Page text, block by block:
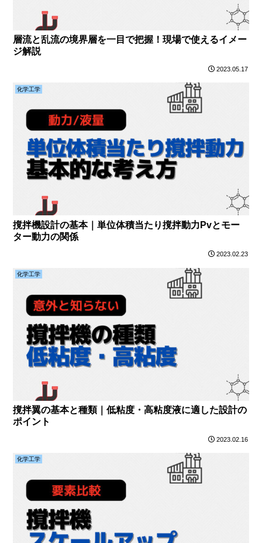
層流と乱流の境界層を一目で把握！現場で使えるイメー
ジ解説
2023.05.17
化学工学
撹拌機設計の基本｜単位体積当たり撹拌動力Pvとモー
ター動力の関係
2023.02.23
化学工学
撹拌翼の基本と種類｜低粘度・高粘度液に適した設計の
ポイント
2023.02.16
化学工学